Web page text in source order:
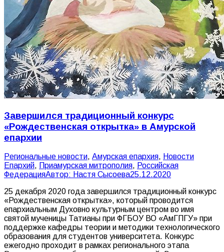
Завершился традиционный конкурс
«Рождественская открытка» в Амурской
епархии
Pегиональные новости, Амурская епархия, Новости
Епархий, Приамурская митрополия, Российская
ФедерацияАвтор: Настя Сысоева25.12.2020
25 декабря 2020 года завершился традиционный конкурс
«Рождественская открытка», который проводится
епархиальным Духовно культурным центром во имя
святой мученицы Татианы при ФГБОУ ВО «АмГПГУ» при
поддержке кафедры теории и методики технологического
образования для студентов университета. Конкурс
ежегодно проходит в рамках регионального этапа